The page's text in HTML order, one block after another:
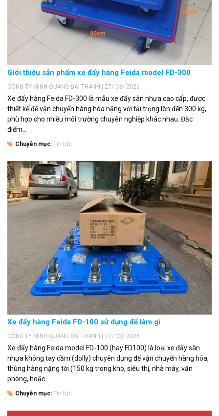
Giới thiệu sản phẩm xe đẩy hàng Feida model FD-300
CÔNG TY MINH QUANG ĐẠI THANH | 27/ 03/ 2026
Xe đẩy hàng Feida FD-300 là mẫu xe đẩy sàn nhựa cao cấp, được
thiết kế để vận chuyển hàng hóa nặng với tải trọng lên đến 300 kg,
phù hợp cho nhiều môi trường chuyên nghiệp khác nhau. Đặc
điểm...
Chuyên mục: Tin tức
Xe đẩy hàng Feida FD-100 sử dụng để làm gì
CÔNG TY MINH QUANG ĐẠI THANH | 27/ 03/ 2026
Xe đẩy hàng Feida model FD-100 (hay FD100) là loại xe đẩy sàn
nhựa không tay cầm (dolly) chuyên dụng để vận chuyển hàng hóa,
thùng hàng nặng tới (150 kg trong kho, siêu thị, nhà máy, văn
phòng, hoặc...
Chuyên mục: Tin tức